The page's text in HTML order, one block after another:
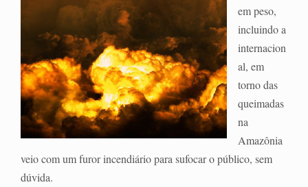
n
em peso,
incluindo a
internacion
al, em
torno das
queimadas
na
Amazônia
veio com um furor incendiário para sufocar o público, sem
dúvida.